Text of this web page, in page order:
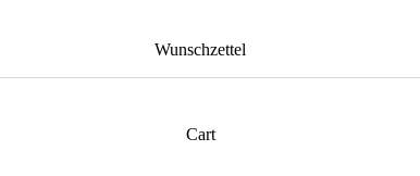
Wunschzettel
Cart